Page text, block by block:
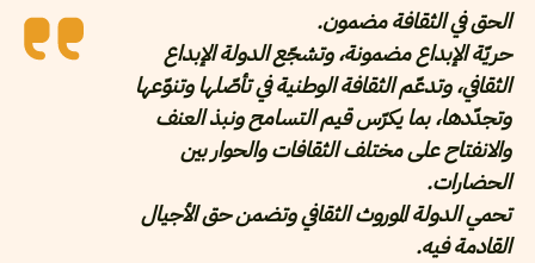
الحق في الثقافة مضمون.
حريّة الإبداع مضمونة، وتشجّع الدولة الإبداع
الثقافي، وتدعّم الثقافة الوطنية في تأصّلها وتنوّعها
وتجدّدها، بما يكرّس قيم التسامح ونبذ العنف
والانفتاح على مختلف الثقافات والحوار بين
الحضارات.
تحمي الدولة الموروث الثقافي وتضمن حق الأجيال
القادمة فيه.